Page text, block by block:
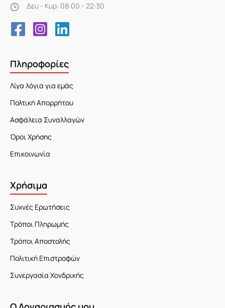
Δευ - Κυρ: 08:00 - 22:30
Πληροφορίες
Λίγα λόγια για εμάς
Πολτική Απορρήτου
Ασφάλεια Συναλλαγών
Όροι Χρήσης
Επικοινωνία
Χρήσιμα
Συχνές Ερωτήσεις
Τρόποι Πληρωμής
Τρόποι Αποστολής
Πολιτική Επιστροφών
Συνεργασία Χονδρικής